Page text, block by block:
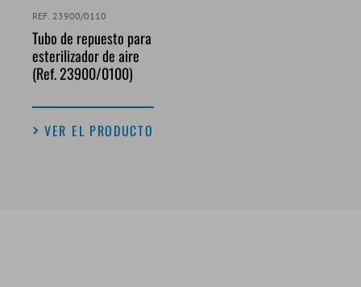
REF. 23900/0110
Tubo de repuesto para
esterilizador de aire
(Ref. 23900/0100)
VER EL PRODUCTO